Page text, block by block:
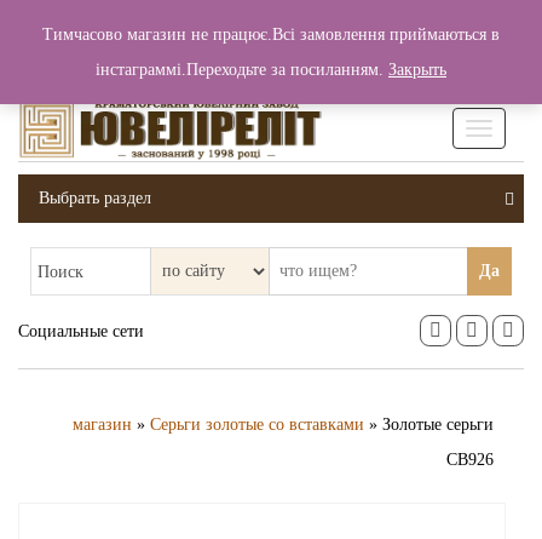
Вход / Регистрация 0 грн.
Выбрать раздел
Поиск Да
Социальные сети
магазин » Серьги золотые со вставками » Золотые серьги
СВ926
Тимчасово магазин не працює.Всі замовлення приймаються в
інстаграммі.Переходьте за посиланням. Закрыть